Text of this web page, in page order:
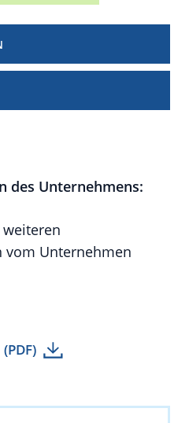
des Unternehmens:
Unternehmen